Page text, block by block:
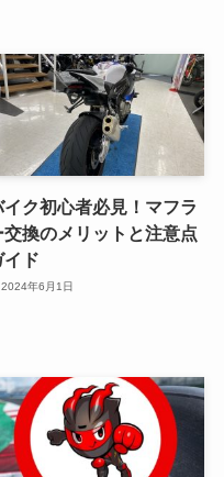
イク初心者必見！マフラ
交換のメリットと注意点
イド
2024年6月1日